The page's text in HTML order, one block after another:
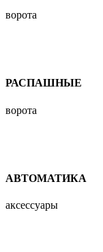
ворота
РАСПАШНЫЕ
ворота
АВТОМАТИКА
аксессуары